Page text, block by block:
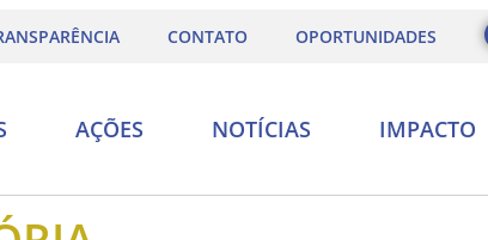
CONTATO OPORTUNIDADES
AÇÕES NOTÍCIAS IMPACTO